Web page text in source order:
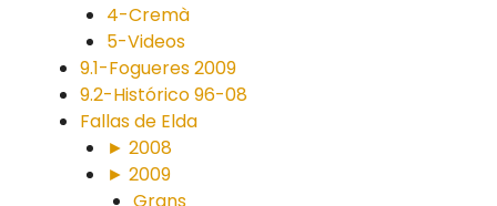
4-Cremà
5-Videos
9.1-Fogueres 2009
9.2-Histórico 96-08
Fallas de Elda
► 2008
► 2009